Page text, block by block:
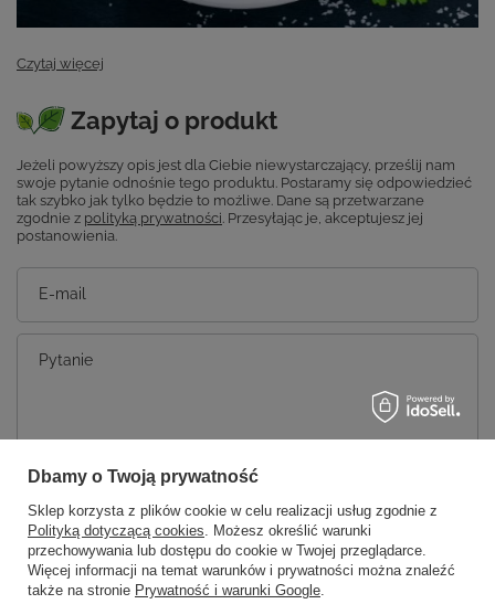
Czytaj więcej
Zapytaj o produkt
Jeżeli powyższy opis jest dla Ciebie niewystarczający, prześlij nam
swoje pytanie odnośnie tego produktu. Postaramy się odpowiedzieć
tak szybko jak tylko będzie to możliwe. Dane są przetwarzane
zgodnie z polityką prywatności. Przesyłając je, akceptujesz jej
postanowienia.
E-mail
Pytanie
Wyślij
Dbamy o Twoją prywatność
Sklep korzysta z plików cookie w celu realizacji usług zgodnie z
Polityką dotyczącą cookies. Możesz określić warunki
przechowywania lub dostępu do cookie w Twojej przeglądarce.
Więcej informacji na temat warunków i prywatności można znaleźć
także na stronie Prywatność i warunki Google.